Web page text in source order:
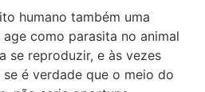
humano também uma
como parasita no animal
se reproduzir, e às vezes
é verdade que o meio do